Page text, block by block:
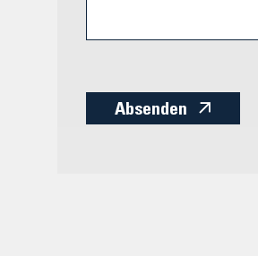
Absenden